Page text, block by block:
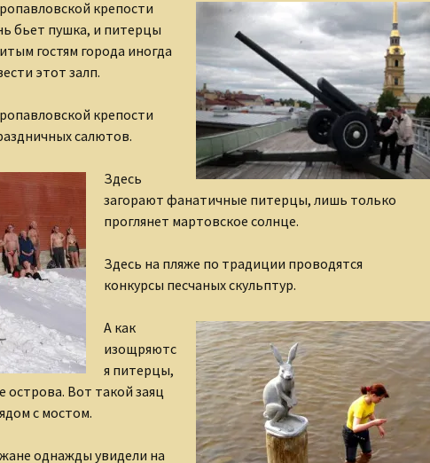
Тайны древних миров
Тени Серебряного века
Утраченная Русь
Фабрика эксцентриков
крепости
бьет пушка, и питерцы
гостям города иногда
этот залп.
крепости
салютов.
Здесь
загорают фанатичные питерцы, лишь только
проглянет мартовское солнце.
Здесь на пляже по традиции проводятся
конкурсы песчаных скульптур.
А как
изощряютс
я питерцы,
острова. Вот такой заяц
с мостом.
однажды увидели на